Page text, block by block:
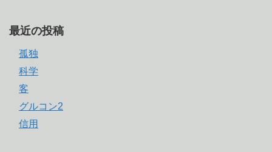
最近の投稿
孤独
科学
客
グルコン2
信用